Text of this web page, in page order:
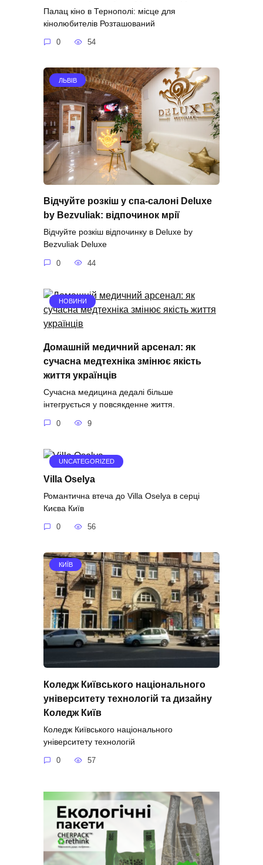
Палац кіно в Тернополі: місце для
кінолюбителів Розташований
0 54
ЛЬВІВ
Відчуйте розкіш у спа-салоні Deluxe
by Bezvuliak: відпочинок мрії
Відчуйте розкіш відпочинку в Deluxe by
Bezvuliak Deluxe
0 44
НОВИНИ
Домашній медичний арсенал: як
сучасна медтехніка змінює якість
життя українців
Сучасна медицина дедалі більше
інтегрується у повсякденне життя.
0 9
UNCATEGORIZED
Villa Oselya
Романтична втеча до Villa Oselya в серці
Києва Київ
0 56
КИЇВ
Коледж Київського національного
університету технологій та дизайну
Коледж Київ
Коледж Київського національного
університету технологій
0 57